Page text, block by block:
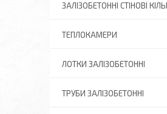
ЗАЛІЗОБЕТОННІ СТІНОВІ
ТЕПЛОКАМЕРИ
ЛОТКИ ЗАЛІЗОБЕТОННІ
ТРУБИ ЗАЛІЗОБЕТОННІ